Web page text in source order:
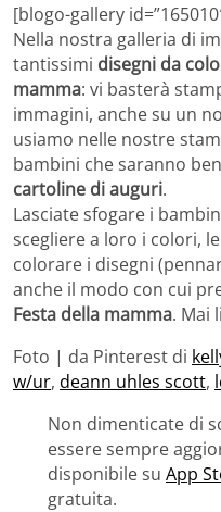
[blogo-gallery
Nella nostra galleria di
tantissimi disegni da
mamma: vi basterà
immagini, anche su un
usiamo nelle nostre
bambini che saranno
cartoline di auguri.
Lasciate sfogare i
scegliere a loro i colori,
colorare i disegni
anche il modo con cui
Festa della mamma. Mai
Foto | da Pinterest di
w/ur, deann uhles scott,
Non dimenticate di
essere sempre
disponibile su App
gratuita.